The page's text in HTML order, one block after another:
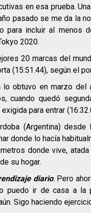
en esa prueba.
pasado se me da la
para incluir al menos
2020.
20 marcas del
(15:51.44), según el
obtuvo en marzo del
cuando quedó
para entrar
(Argentina)
donde lo hacía
donde vive,
su hogar.
diario. Pero
puedo ir de casa a
Sigo haciendo